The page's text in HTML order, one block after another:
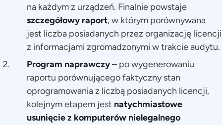
na każdym z urządzeń. Finalnie powstaje
szczegółowy raport, w którym porównywana
jest liczba posiadanych przez organizację licencji
z informacjami zgromadzonymi w trakcie audytu.
Program naprawczy– po wygenerowaniu
raportu porównującego faktyczny stan
oprogramowania z liczbą posiadanych licencji,
kolejnym etapem jest natychmiastowe
usunięcie z komputerów nielegalnego